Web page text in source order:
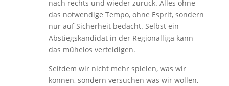
nach rechts und wieder zurück. Alles ohne
das notwendige Tempo, ohne Esprit, sondern
nur auf Sicherheit bedacht. Selbst ein
Abstiegskandidat in der Regionalliga kann
das mühelos verteidigen.
Seitdem wir nicht mehr spielen, was wir
können, sondern versuchen was wir wollen,